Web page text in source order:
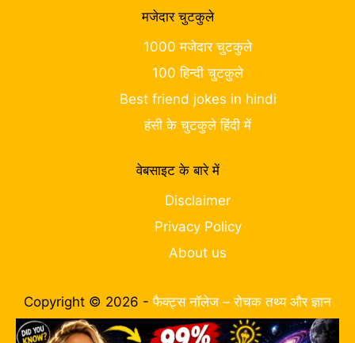
मजेदार चुटकुले
1000 मजेदार चुटकुले
100 हिन्दी चुटकुले
Best friend jokes in hindi
हंसी के चुटकुले हिंदी में
वेबसाइट के बारे में
Disclaimer
Privacy Policy
About us
Copyright © 2026 -फैक्ट्स नॉलेज – रोचक तथ्य और ज्ञान